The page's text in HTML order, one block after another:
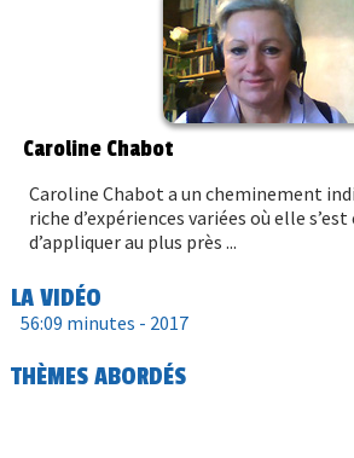
Caroline Chabot
Caroline Chabot a un cheminement
riche d’expériences variées où elle
d’appliquer au plus près ...
LA VIDÉO
56:09 minutes - 2017
THÈMES ABORDÉS